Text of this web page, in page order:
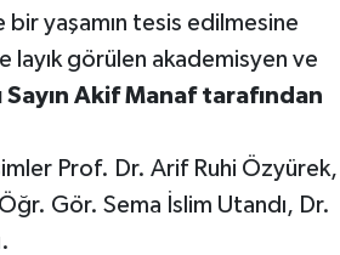
bir yaşamın tesis edilmesine
layık görülen akademisyen ve
Sayın Akif Manaf tarafından
Prof. Dr. Arif Ruhi Özyürek,
Gör. Sema İslim Utandı, Dr.